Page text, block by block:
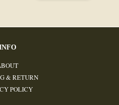
& RETURN
POLICY